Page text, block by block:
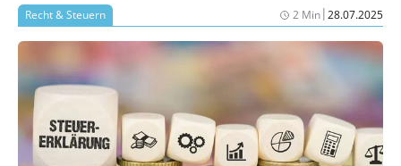
Recht & Steuern 2 Min|28.07.2025